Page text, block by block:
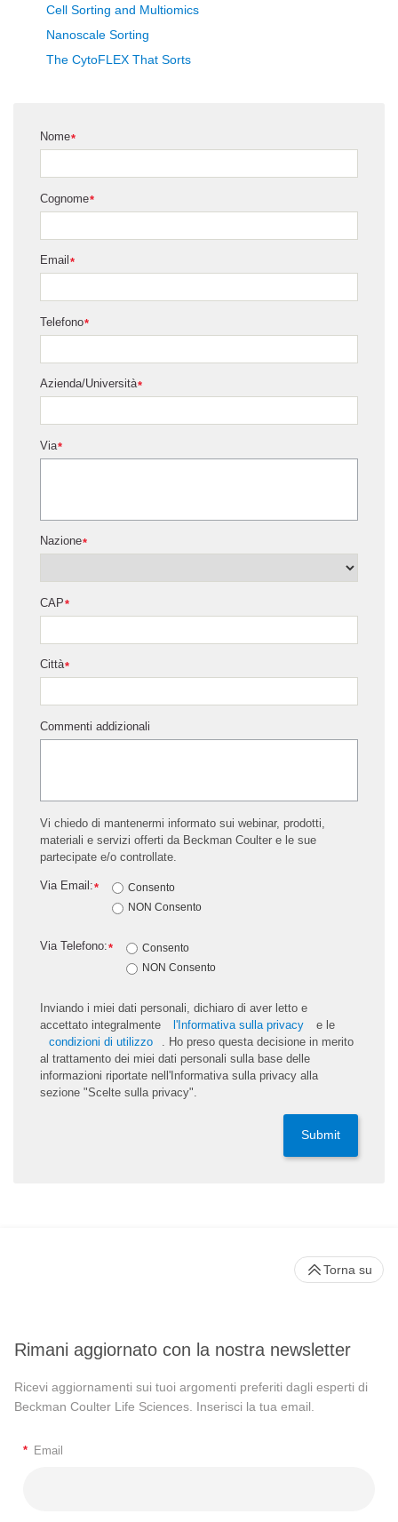
Cell Sorting and Multiomics
Nanoscale Sorting
The CytoFLEX That Sorts
*
Nome
*
Cognome
*
Email
*
Telefono
*
Azienda/Università
*
Via
*
Nazione
*
CAP
*
Città
Commenti addizionali
Vi chiedo di mantenermi informato sui webinar, prodotti,
materiali e servizi offerti da Beckman Coulter e le sue
partecipate e/o controllate.
*
Via Email:
Consento
NON Consento
*
Via Telefono:
Consento
NON Consento
Inviando i miei dati personali, dichiaro di aver letto e
accettato integralmente
l'Informativa sulla privacy
e le
condizioni di utilizzo
. Ho preso questa decisione in merito
al trattamento dei miei dati personali sulla base delle
informazioni riportate nell'Informativa sulla privacy alla
sezione "Scelte sulla privacy".
Submit
Rimani aggiornato con la nostra newsletter
Ricevi aggiornamenti sui tuoi argomenti preferiti dagli esperti di
Beckman Coulter Life Sciences. Inserisci la tua email.
* Email
Torna su